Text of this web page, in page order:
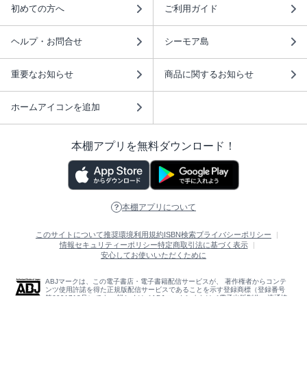
初めての方へ ご利用ガイド
ヘルプ・お問合せ シーモア島
重要なお知らせ 商品に関するお知らせ
ホームアイコンを追加
本棚アプリを無料ダウンロード！
本棚アプリについて
このサイトについて推奨環境利用規約ISBN検索プライバシーポリシー
情報セキュリティーポリシー特定商取引法に基づく表示
安心してお使いいただくために
ABJマークは、この電子書店・電子書籍配信サービスが、 著作権者からコンテ
ンツ使用許諾を得た正規版配信サービスであることを示す登録商標（登録番号
第6091713号）です。 詳しくは［ABJマーク］または［電子出版制作・流通協